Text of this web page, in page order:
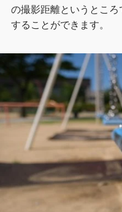
の撮影距離というとこ
することができます。